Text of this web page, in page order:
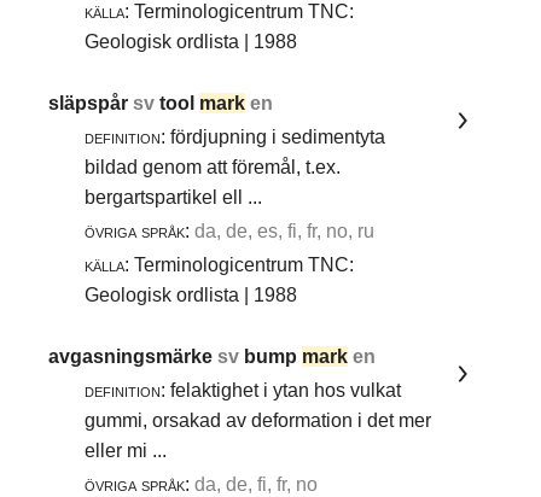
källa: Terminologicentrum TNC:
Geologisk ordlista | 1988
släpspårsvtool mark en
definition: fördjupning i sedimentyta
bildad genom att föremål, t.ex.
bergartspartikel ell ...
övriga språk: da, de, es, fi, fr, no, ru
källa: Terminologicentrum TNC:
Geologisk ordlista | 1988
avgasningsmärkesv bump mark en
definition: felaktighet i ytan hos vulkat
gummi, orsakad av deformation i det mer
eller mi ...
övriga språk: da, de, fi, fr, no